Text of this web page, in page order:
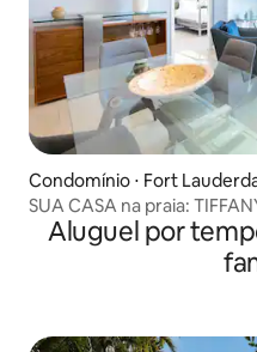
Condomínio ⋅ Fort
SUA CASA na praia:
Aluguel por